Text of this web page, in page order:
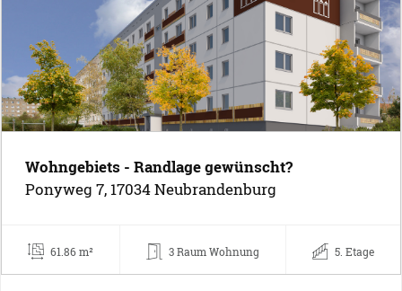
Wohngebiets - Randlage gewünscht?
Ponyweg 7, 17034 Neubrandenburg
61.86 m² 3 Raum Wohnung 5. Etage